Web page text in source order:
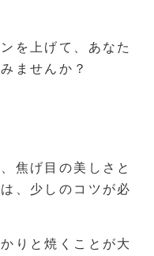
を上げて、あなた
ませんか？
焦げ目の美しさと
、少しのコツが必
りと焼くことが大